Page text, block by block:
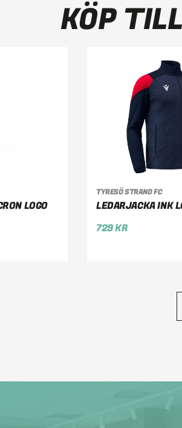
KÖP
LOGO
TYRESÖ STRAND FC
LEDARJACKA INK
729KR
VÄLJ